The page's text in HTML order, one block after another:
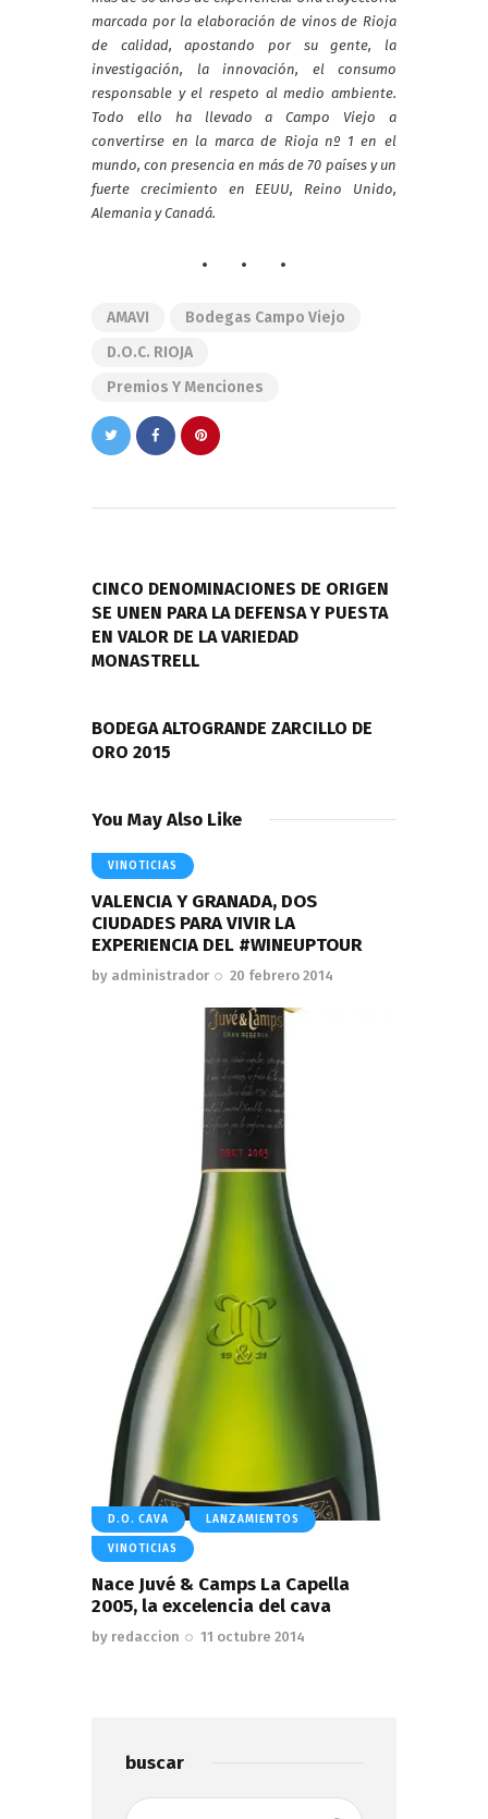
marcada por la elaboración de vinos de Rioja
de calidad, apostando por su gente, la
investigación, la innovación, el consumo
responsable y el respeto al medio ambiente.
Todo ello ha llevado a Campo Viejo a
convertirse en la marca de Rioja nº 1 en el
mundo, con presencia en más de 70 países y un
fuerte crecimiento en EEUU, Reino Unido,
Alemania y Canadá.
AMAVI
Bodegas Campo Viejo
D.O.C. RIOJA
Premios Y Menciones
entradas
CINCO DENOMINACIONES DE ORIGEN
SE UNEN PARA LA DEFENSA Y PUESTA
EN VALOR DE LA VARIEDAD
MONASTRELL
BODEGA ALTOGRANDE ZARCILLO DE
ORO 2015
You May Also Like
VINOTICIAS
VALENCIA Y GRANADA, DOS
CIUDADES PARA VIVIR LA
EXPERIENCIA DEL #WINEUPTOUR
by administrador 20 febrero 2014
D.O. CAVA LANZAMIENTOS
VINOTICIAS
Nace Juvé & Camps La Capella
2005, la excelencia del cava
by redaccion 11 octubre 2014
buscar
Buscar: